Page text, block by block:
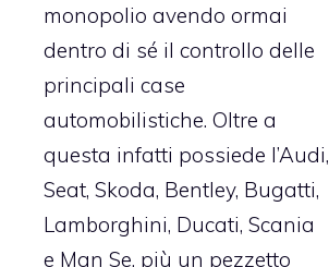
monopolio avendo ormai
dentro di sé il controllo delle
principali case
automobilistiche. Oltre a
questa infatti possiede l’Audi,
Seat, Skoda, Bentley, Bugatti,
Lamborghini, Ducati, Scania
e Man Se, più un pezzetto